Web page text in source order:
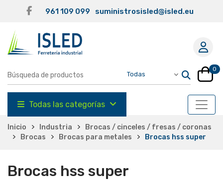
961 109 099 suministrosisled@isled.eu
0
Todas las categorías
Inicio Industria
Brocas / cinceles / fresas / coronas
Brocas
Brocas para metales Brocas hss super
Brocas hss super